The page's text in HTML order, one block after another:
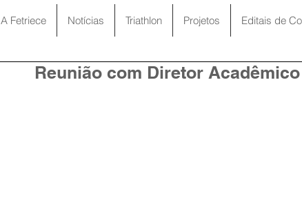
A Fetriece Notícias Triathlon Projetos Editais de
Reunião com Diretor Acadêmico